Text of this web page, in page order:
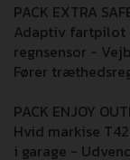
PACK EXTRA
Adaptiv fartpilot
regnsensor -
Fører
PACK ENJOY
Hvid markise
i garage -